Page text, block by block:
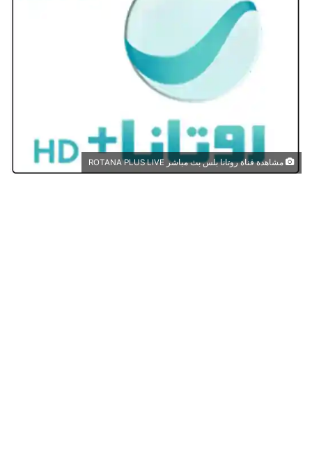
مشاهدة قناة روتانا بلس بث مباشر ROTANA PLUS LIVE